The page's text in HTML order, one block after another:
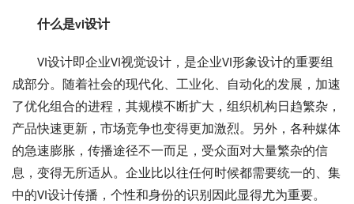
什么是vi设计
VI设计即企业VI视觉设计，是企业VI形象设计的重要组
成部分。随着社会的现代化、工业化、自动化的发展，加速
了优化组合的进程，其规模不断扩大，组织机构日趋繁杂，
产品快速更新，市场竞争也变得更加激烈。另外，各种媒体
的急速膨胀，传播途径不一而足，受众面对大量繁杂的信
息，变得无所适从。企业比以往任何时候都需要统一的、集
中的VI设计传播，个性和身份的识别因此显得尤为重要。